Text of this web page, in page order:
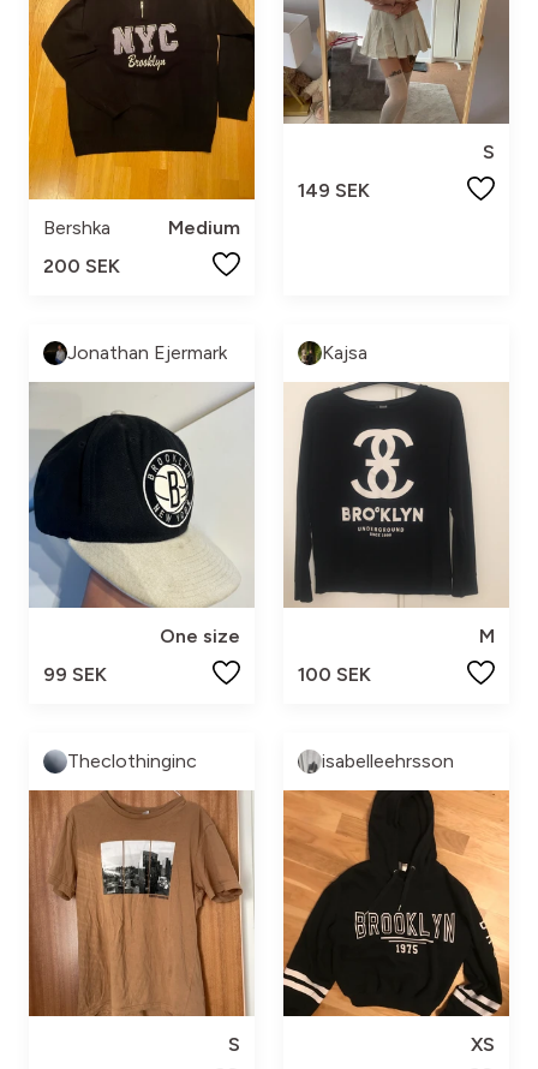
Bershka
Medium
200 SEK
S
149 SEK
Jonathan Ejermark
One size
99 SEK
Kajsa
M
100 SEK
Theclothinginc
S
isabelleehrsson
XS